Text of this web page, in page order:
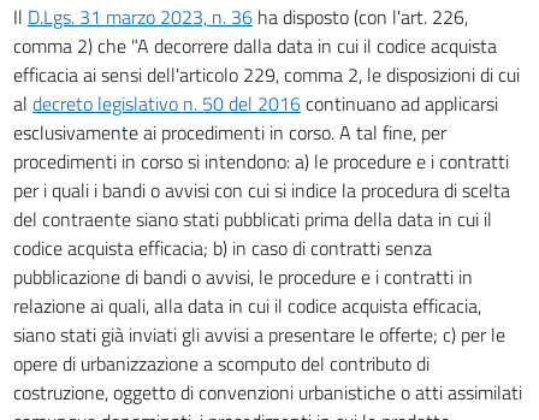
19
20
TITOLO III
PIANIFICAZIONE PROGRAMMAZIONE E PROGETTAZIONE
21
22
23
24
25
26
27
Il D.Lgs. 31 marzo 2023, n. 36 ha disposto (con l'art. 226,
comma 2) che "A decorrere dalla data in cui il codice acquista
efficacia ai sensi dell'articolo 229, comma 2, le disposizioni di cui
al decreto legislativo n. 50 del 2016continuano ad applicarsi
esclusivamente ai procedimenti in corso. A tal fine, per
procedimenti in corso si intendono: a) le procedure e i contratti
per i quali i bandi o avvisi con cui si indice la procedura di scelta
del contraente siano stati pubblicati prima della data in cui il
codice acquista efficacia; b) in caso di contratti senza
pubblicazione di bandi o avvisi, le procedure e i contratti in
relazione ai quali, alla data in cui il codice acquista efficacia,
siano stati già inviati gli avvisi a presentare le offerte; c) per le
opere di urbanizzazione a scomputo del contributo di
costruzione, oggetto di convenzioni urbanistiche o atti assimilati